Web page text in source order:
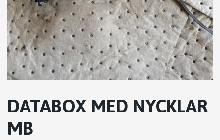
DATABOX MED NYCKLAR
MB